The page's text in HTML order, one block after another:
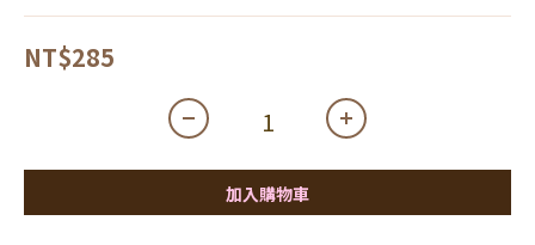
NT$285
加入購物車